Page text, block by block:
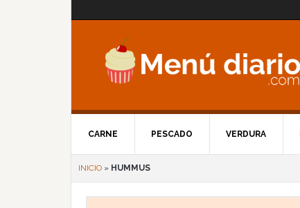
CARNE PESCADO VERDURA
INICIO » HUMMUS